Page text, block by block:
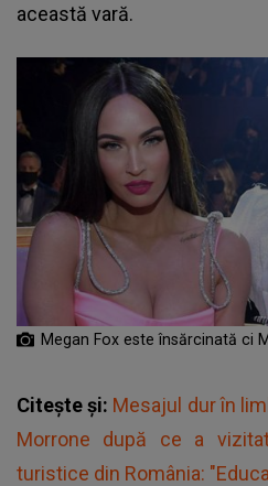
această vară.
Megan Fox este însărcinată ci
Citește și: Mesajul dur în
Morrone după ce a
turistice din România: